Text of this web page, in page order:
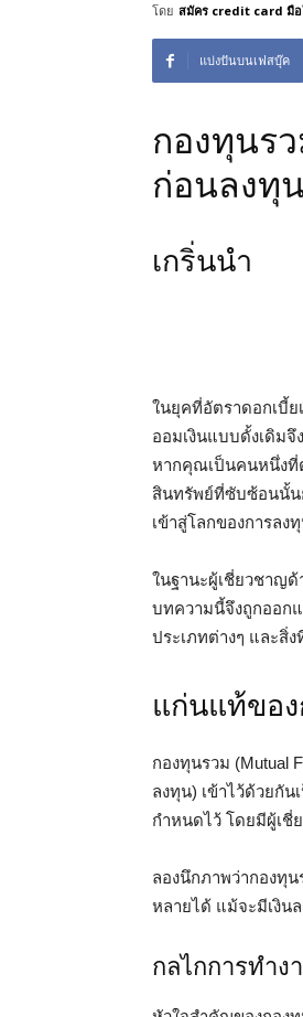
โดย สมัคร credit card มือ
แบ่งปันบนเฟสบุ๊ค
กองทุนร
ก่อนลงทุ
เกริ่นนำ
ในยุคที่อัตราดอกเบี้ย
ออมเงินแบบดั้งเดิมจึ
หากคุณเป็นคนหนึ่งที่
สินทรัพย์ที่ซับซ้อนนั้น
เข้าสู่โลกของการลง
ในฐานะผู้เชี่ยวชาญด้
บทความนี้จึงถูกออก
ประเภทต่างๆ และสิ่
แก่นแท้ขอ
กองทุนรวม (Mutual
ลงทุน) เข้าไว้ด้วยกั
กำหนดไว้ โดยมีผู้เชี่
ลองนึกภาพว่ากองทุ
หลายได้ แม้จะมีเงิน
กลไกการทำง